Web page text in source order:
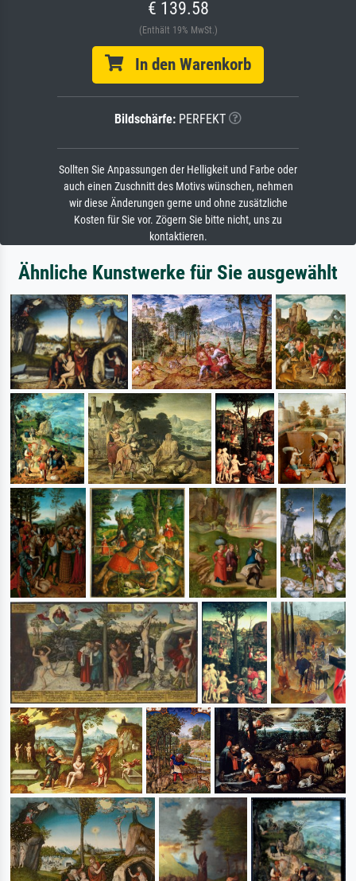
€ 139.58
(Enthält 19% MwSt.)
In den Warenkorb
Bildschärfe: PERFEKT
Sollten Sie Anpassungen der Helligkeit und Farbe oder
auch einen Zuschnitt des Motivs wünschen, nehmen
wir diese Änderungen gerne und ohne zusätzliche
Kosten für Sie vor. Zögern Sie bitte nicht, uns zu
kontaktieren.
Ähnliche Kunstwerke für Sie ausgewählt